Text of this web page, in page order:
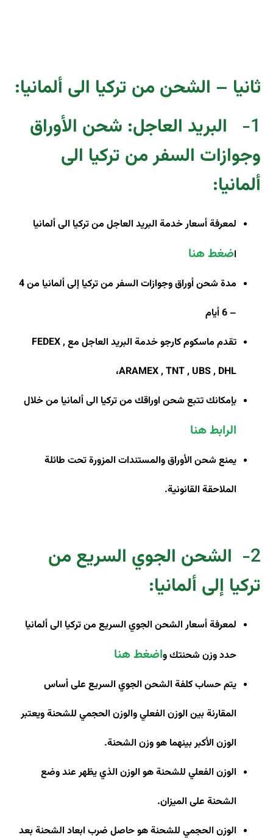
ثانيا – الشحن من تركيا الى ألمانيا:
1-
البريد العاجل: شحن الأوراق
وجوازات السفر من تركيا الى
ألمانيا:
لمعرفة أسعار خدمة البريد العاجل من تركيا الى ألمانيا
اضغط هنا
مدة شحن أوراق وجوازات السفر من تركيا إلى ألمانيا من 4
– 6 أيام
تقدم ماسكوم كارجو خدمة البريد العاجل مع FEDEX ,
ARAMEX , TNT , UBS , DHL،
بإمكانك تتبع شحن اوراقك من تركيا الى ألمانيا من خلال
الرابط هنا
يمنع شحن الأوراق والمستندات المزورة تحت طائلة
الملاحقة القانونية.
2-
الشحن الجوي السريع من
تركيا إلى ألمانيا:
لمعرفة أسعار الشحن الجوي السريع من تركيا الى ألمانيا
حدد وزن شحنتك واضغط هنا
يتم حساب كلفة الشحن الجوي السريع على أساس
المقارنة بين الوزن الفعلي والوزن الحجمي للشحنة ويعتبر
الوزن الأكبر بينهما هو وزن الشحنة.
الوزن الفعلي للشحنة هو الوزن الذي يظهر عند وضع
الشحنة على الميزان.
الوزن الحجمي للشحنة هو حاصل ضرب ابعاد الشحنة بعد